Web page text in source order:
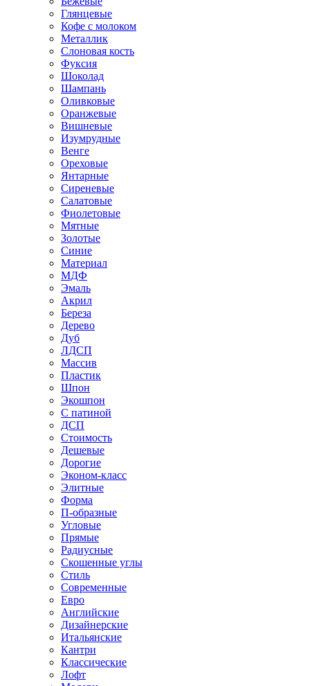
Глянцевые
Кофе с молоком
Металлик
Слоновая кость
Фуксия
Шоколад
Шампань
Оливковые
Оранжевые
Вишневые
Изумрудные
Венге
Ореховые
Янтарные
Сиреневые
Салатовые
Фиолетовые
Мятные
Золотые
Синие
Материал
МДФ
Эмаль
Акрил
Береза
Дерево
Дуб
ЛДСП
Массив
Пластик
Шпон
Экошпон
С патиной
ДСП
Стоимость
Дешевые
Дорогие
Эконом-класс
Элитные
Форма
П-образные
Угловые
Прямые
Радиусные
Скошенные углы
Стиль
Современные
Евро
Английские
Дизайнерские
Итальянские
Кантри
Классические
Лофт